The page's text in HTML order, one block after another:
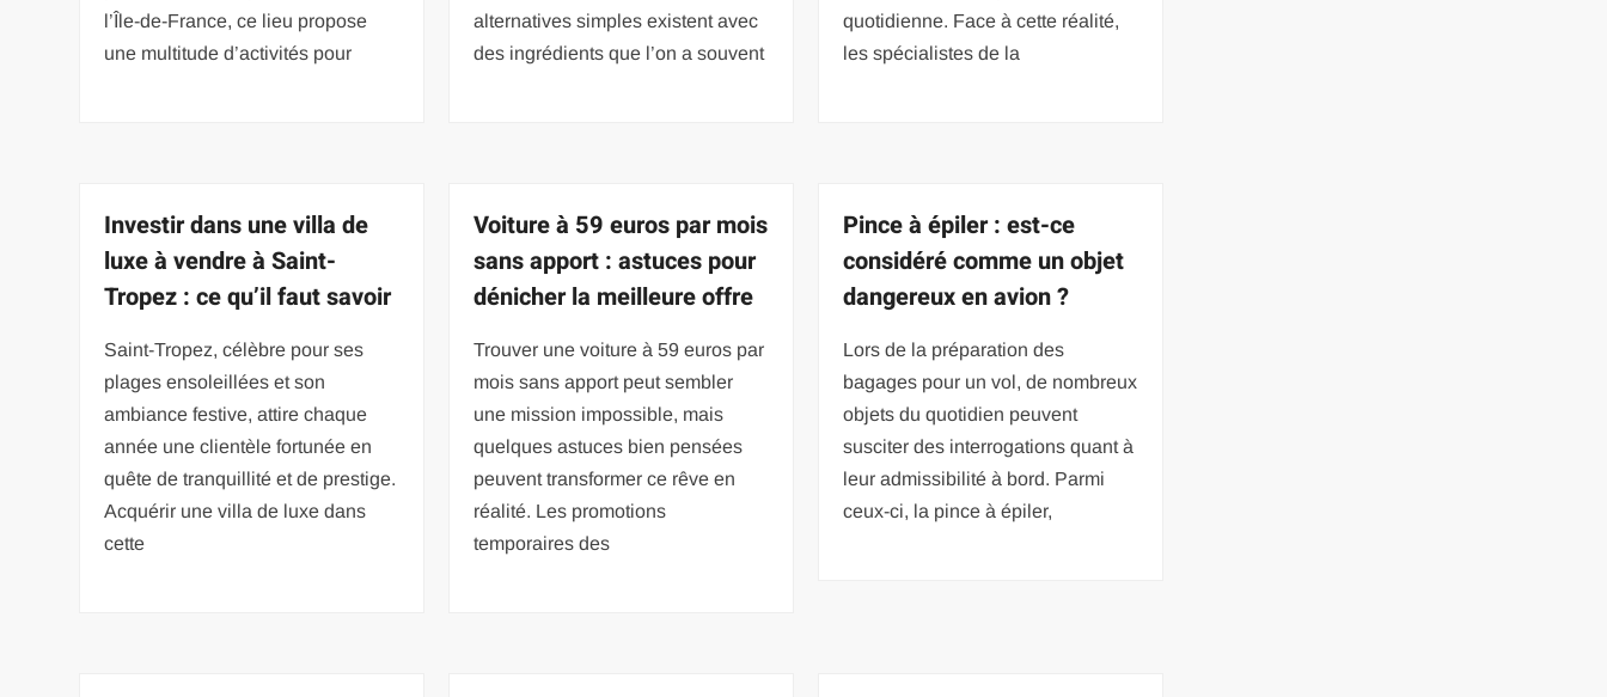
l’Île-de-France, ce lieu propose
une multitude d’activités pour
alternatives simples existent avec
des ingrédients que l’on a souvent
quotidienne. Face à cette réalité,
les spécialistes de la
Investir dans une villa de
luxe à vendre à Saint-
Tropez : ce qu’il faut savoir
Saint-Tropez, célèbre pour ses
plages ensoleillées et son
ambiance festive, attire chaque
année une clientèle fortunée en
quête de tranquillité et de prestige.
Acquérir une villa de luxe dans
cette
Voiture à 59 euros par mois
sans apport : astuces pour
dénicher la meilleure offre
Trouver une voiture à 59 euros par
mois sans apport peut sembler
une mission impossible, mais
quelques astuces bien pensées
peuvent transformer ce rêve en
réalité. Les promotions
temporaires des
Pince à épiler : est-ce
considéré comme un objet
dangereux en avion ?
Lors de la préparation des
bagages pour un vol, de nombreux
objets du quotidien peuvent
susciter des interrogations quant à
leur admissibilité à bord. Parmi
ceux-ci, la pince à épiler,